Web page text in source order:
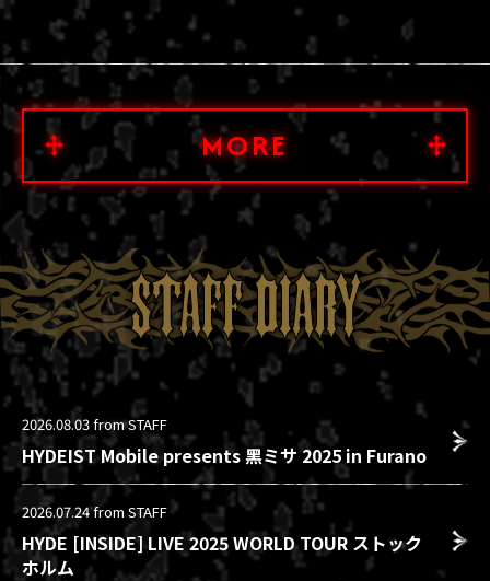
MORE
STAFF DIARY
2026.08.03from STAFF
HYDEIST Mobile presents 黑ミサ 2025 in Furano
2026.07.24from STAFF
HYDE [INSIDE] LIVE 2025 WORLD TOUR ストック
ホルム